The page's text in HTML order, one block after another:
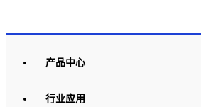
产品中心
行业应用